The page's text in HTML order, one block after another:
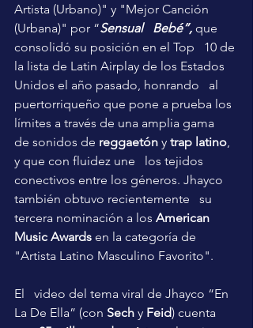
Artista (Urbano)" y "Mejor Canción
(Urbana)" por “Sensual   Bebé”, que
consolidó su posición en el Top   10 de
la lista de Latin Airplay de los Estados
Unidos el año pasado, honrando   al
puertorriqueño que pone a prueba los
límites a través de una amplia gama
de sonidos de reggaetón y trap latino
y que con fluidez une   los tejidos
conectivos entre los géneros. Jhayco
también obtuvo recientemente   su
tercera nominación a los American
Music Awards en la categoría de
"Artista Latino Masculino Favorito".
El   video del tema viral de Jhayco “En
La De Ella” (con Sech y Feid) cuenta